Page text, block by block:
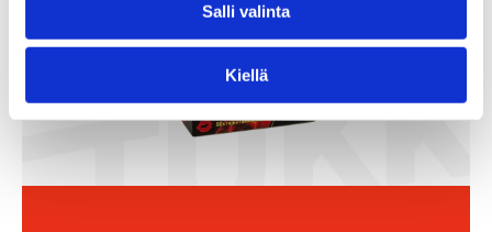
Salli valinta
Kiellä